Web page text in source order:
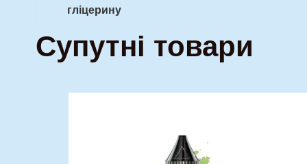
гліцерину
Супутні товари
170,00 грн..